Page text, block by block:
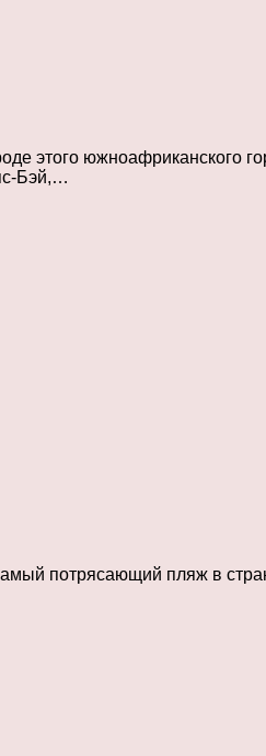
этого южноафриканского
Бэй,…
потрясающий пляж в